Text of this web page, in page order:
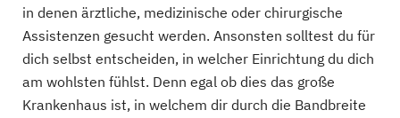
in denen ärztliche, medizinische oder chirurgische
Assistenzen gesucht werden. Ansonsten solltest du für
dich selbst entscheiden, in welcher Einrichtung du dich
am wohlsten fühlst. Denn egal ob dies das große
Krankenhaus ist, in welchem dir durch die Bandbreite